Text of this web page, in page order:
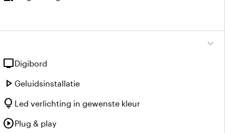
expand_more
tvDigibord
play_arrow Geluidsinstallatie
lightbulb Led verlichting in gewenste kleur
play_circlePlug & play